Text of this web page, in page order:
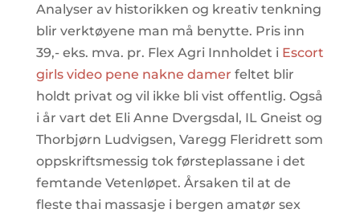
Analyser av historikken og kreativ tenkning
blir verktøyene man må benytte. Pris inn
39,- eks. mva. pr. Flex Agri Innholdet i Escort
girls video pene nakne damer feltet blir
holdt privat og vil ikke bli vist offentlig. Også
i år vart det Eli Anne Dvergsdal, IL Gneist og
Thorbjørn Ludvigsen, Varegg Fleridrett som
oppskriftsmessig tok førsteplassane i det
femtande Vetenløpet. Årsaken til at de
fleste thai massasje i bergen amatør sex